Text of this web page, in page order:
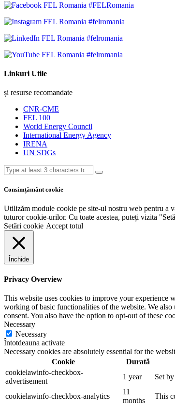
#FELRomania
#felromania
#felromania
#felromania
Linkuri Utile
și resurse recomandate
CNR-CME
FEL 100
World Energy Council
International Energy Agency
IRENA
UN SDGs
Consimțământ cookie
Utilizăm module cookie pe site-ul nostru web pentru a
tuturor cookie-urilor. Cu toate acestea, puteți vizita
Setări cookie Accept totul
Închide
Privacy Overview
This website uses cookies to improve your experience
working of basic functionalities of the website. We
consent. You also have the option to opt-out of these
Necessary
Necessary
Întotdeauna activate
Necessary cookies are absolutely essential for the
Cookie
Durată
cookielawinfo-checkbox-
advertisement
1 year Set
cookielawinfo-checkbox-analytics
11
months
This